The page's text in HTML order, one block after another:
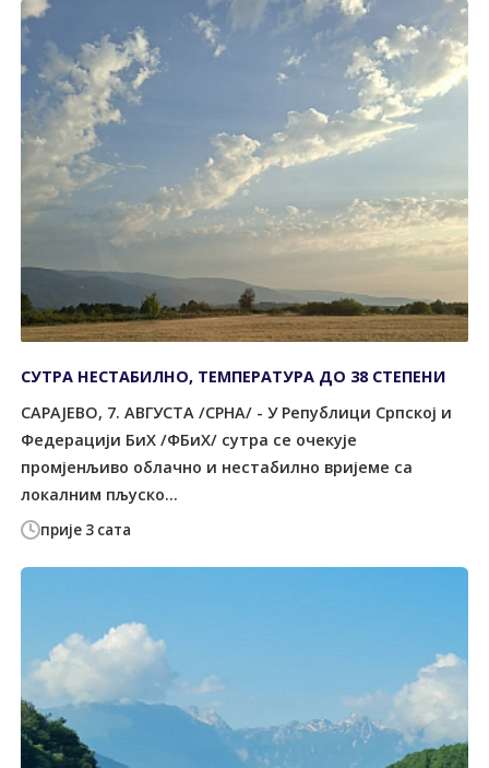
прије 3 сата
СУТРА НЕСТАБИЛНО, ТЕМПЕРАТУРА ДО 38 СТЕПЕНИ
САРАЈЕВО, 7. АВГУСТА /СРНА/ - У Републици Српској и
Федерацији БиХ /ФБиХ/ сутра се очекује
промјенљиво облачно и нестабилно вријеме са
локалним пљуско...